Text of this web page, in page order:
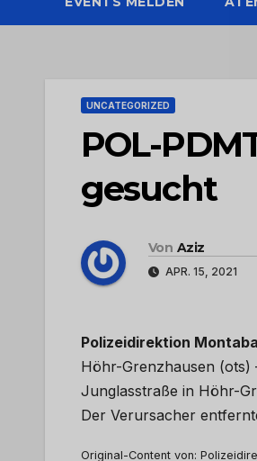
UNCATEGORIZED
POL-
gesucht
Von Aziz
APR. 15, 2021
Polizeidirektion
Höhr-Grenzhausen (ots)
Junglasstraße in Höhr-
Der Verursacher
Original-Content von: